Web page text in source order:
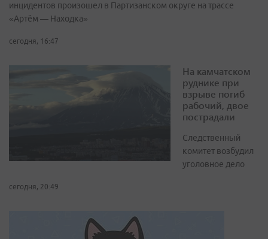
инцидентов произошел в Партизанском округе на трассе
«Артём — Находка»
сегодня, 16:47
На камчатском
руднике при
взрыве погиб
рабочий, двое
пострадали
Следственный
комитет возбудил
уголовное дело
сегодня, 20:49